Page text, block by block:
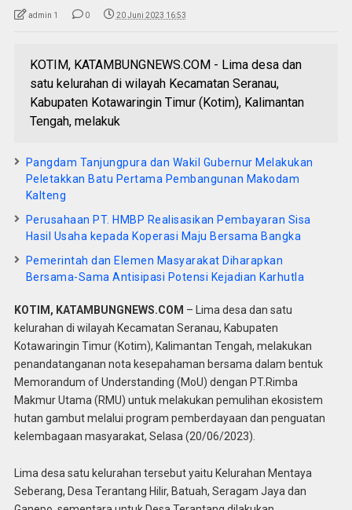
admin 1 0 20 Juni 2023 16:53
KOTIM, KATAMBUNGNEWS.COM - Lima desa dan
satu kelurahan di wilayah Kecamatan Seranau,
Kabupaten Kotawaringin Timur (Kotim), Kalimantan
Tengah, melakuk
Pangdam Tanjungpura dan Wakil Gubernur Melakukan
Peletakkan Batu Pertama Pembangunan Makodam
Kalteng
Perusahaan PT. HMBP Realisasikan Pembayaran Sisa
Hasil Usaha kepada Koperasi Maju Bersama Bangka
Pemerintah dan Elemen Masyarakat Diharapkan
Bersama-Sama Antisipasi Potensi Kejadian Karhutla
KOTIM, KATAMBUNGNEWS.COM – Lima desa dan satu
kelurahan di wilayah Kecamatan Seranau, Kabupaten
Kotawaringin Timur (Kotim), Kalimantan Tengah, melakukan
penandatanganan nota kesepahaman bersama dalam bentuk
Memorandum of Understanding (MoU) dengan PT.Rimba
Makmur Utama (RMU) untuk melakukan pemulihan ekosistem
hutan gambut melalui program pemberdayaan dan penguatan
kelembagaan masyarakat, Selasa (20/06/2023).
Lima desa satu kelurahan tersebut yaitu Kelurahan Mentaya
Seberang, Desa Terantang Hilir, Batuah, Seragam Jaya dan